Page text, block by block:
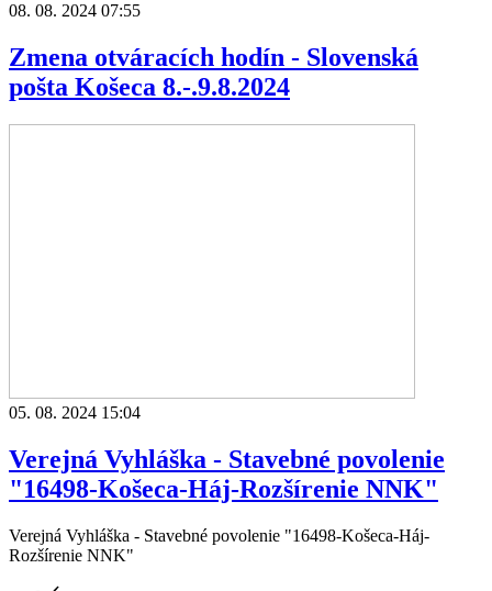
08. 08. 2024 07:55
Zmena otváracích hodín - Slovenská
pošta Košeca 8.-.9.8.2024
05. 08. 2024 15:04
Verejná Vyhláška - Stavebné povolenie
"16498-Košeca-Háj-Rozšírenie NNK"
Verejná Vyhláška - Stavebné povolenie "16498-Košeca-Háj-
Rozšírenie NNK"